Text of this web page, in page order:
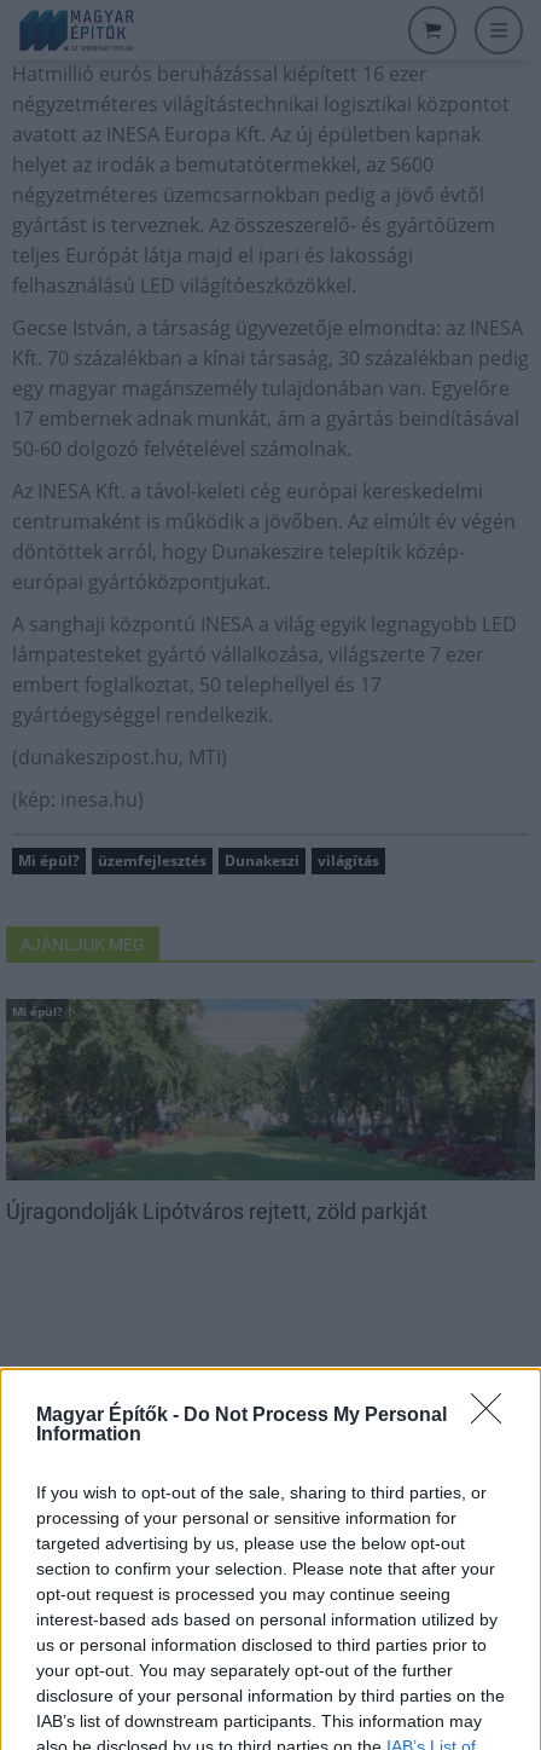
Magyar Építők - Do Not Process My Personal
Information
If you wish to opt-out of the sale, sharing to third parties, or
processing of your personal or sensitive information for
targeted advertising by us, please use the below opt-out
section to confirm your selection. Please note that after your
opt-out request is processed you may continue seeing
interest-based ads based on personal information utilized by
us or personal information disclosed to third parties prior to
your opt-out. You may separately opt-out of the further
disclosure of your personal information by third parties on the
IAB’s list of downstream participants. This information may
also be disclosed by us to third parties on the IAB’s List of
Hatmillió eurós beruházással kiépített 16 ezer
négyzetméteres világítástechnikai logisztikai központot
avatott az INESA Europa Kft. Az új épületben kapnak
helyet az irodák a bemutatótermekkel, az 5600
négyzetméteres üzemcsarnokban pedig a jövő évtől
gyártást is terveznek. Az összeszerelő- és gyártóüzem
teljes Európát látja majd el ipari és lakossági
felhasználású LED világítóeszközökkel.
Gecse István, a társaság ügyvezetője elmondta: az INESA
Kft. 70 százalékban a kínai társaság, 30 százalékban pedig
egy magyar magánszemély tulajdonában van. Egyelőre
17 embernek adnak munkát, ám a gyártás beindításával
50-60 dolgozó felvételével számolnak.
Az INESA Kft. a távol-keleti cég európai kereskedelmi
centrumaként is működik a jövőben. Az elmúlt év végén
döntöttek arról, hogy Dunakeszire telepítik közép-
európai gyártóközpontjukat.
A sanghaji központú INESA a világ egyik legnagyobb LED
lámpatesteket gyártó vállalkozása, világszerte 7 ezer
embert foglalkoztat, 50 telephellyel és 17
gyártóegységgel rendelkezik.
(dunakeszipost.hu, MTI)
(kép: inesa.hu)
Mi épül? üzemfejlesztés Dunakeszi világítás
AJÁNLJUK MÉG
Mi épül?
Újragondolják Lipótváros rejtett, zöld parkját
Másfélszeresére bővítik Hódmezővásárhely jó hírű
református iskoláját